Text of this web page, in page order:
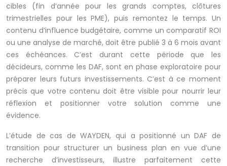
cibles (fin d’année pour les grands comptes, clôtures
trimestrielles pour les PME), puis remontez le temps. Un
contenu d’influence budgétaire, comme un comparatif ROI
ou une analyse de marché, doit être publié 3 à 6 mois avant
ces échéances. C’est durant cette période que les
décideurs, comme les DAF, sont en phase exploratoire pour
préparer leurs futurs investissements. C’est à ce moment
précis que votre contenu doit être visible pour nourrir leur
réflexion et positionner votre solution comme une
évidence.
L’étude de cas de WAYDEN, qui a positionné un DAF de
transition pour structurer un business plan en vue d’une
recherche d’investisseurs, illustre parfaitement cette